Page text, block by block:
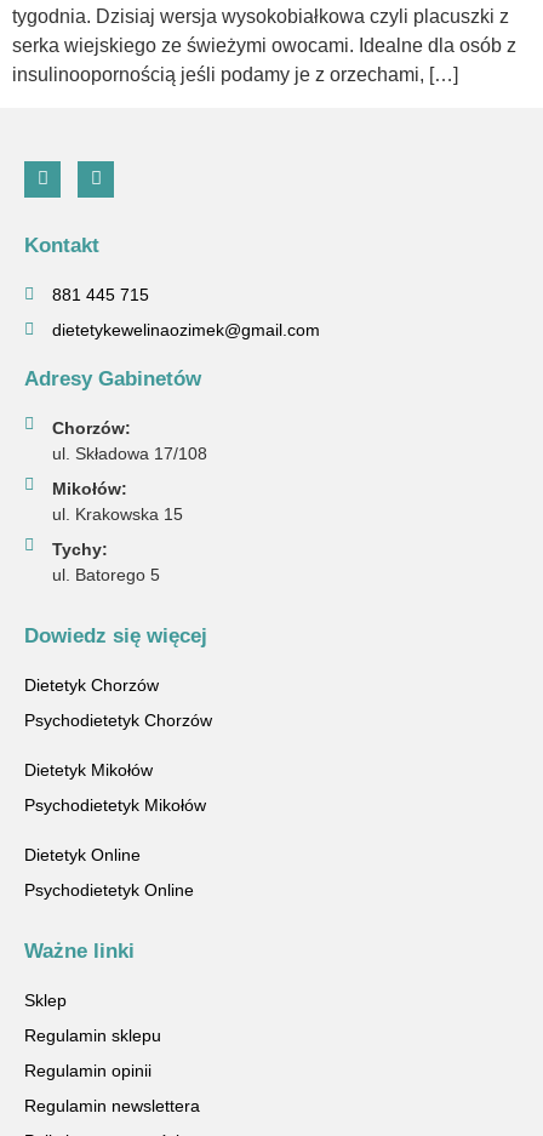
tygodnia. Dzisiaj wersja wysokobiałkowa czyli placuszki z
serka wiejskiego ze świeżymi owocami. Idealne dla osób z
insulinoopornością jeśli podamy je z orzechami, […]
Kontakt
881 445 715
dietetykewelinaozimek@gmail.com
Adresy Gabinetów
Chorzów:
ul. Składowa 17/108
Mikołów:
ul. Krakowska 15
Tychy:
ul. Batorego 5
Dowiedz się więcej
Dietetyk Chorzów
Psychodietetyk Chorzów
Dietetyk Mikołów
Psychodietetyk Mikołów
Dietetyk Online
Psychodietetyk Online
Ważne linki
Sklep
Regulamin sklepu
Regulamin opinii
Regulamin newslettera